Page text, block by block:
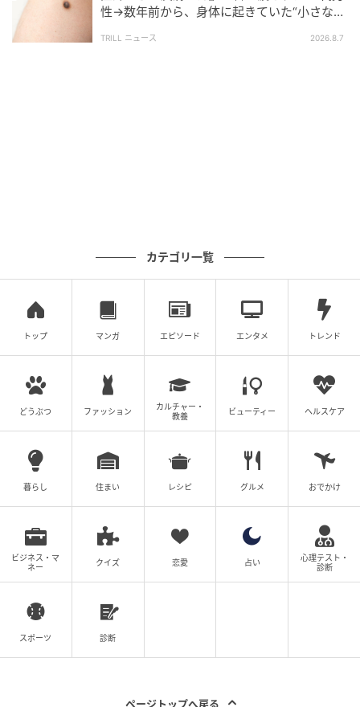
うに疑うのは、失礼なことだったかもしれません。で
も自分で確かめるのが怖いからって、私に丸投げして
くる夫にも腹が立ちました。
しかし、これまでこの問題から逃げようとしていた龍
一が、ようやく自分事として解決に向けて動こうとし
てくれたのです。でもそれがさらなる問題を引き起こ
して…。
※この漫画は実話を元に編集しています
(アトリエPP合同会社 エッセイ編集部)
元記事で読む
【義父母がシンドイんです！ まんが】
第5話
性→数年前から、身体に起きていた“小さな異
TRILL ニュース 2026.8.7
カテゴリ一覧
トップ マンガ エピソード エンタメ トレンド
どうぶつ ファッション
カルチャー・
教養
ビューティー ヘルスケア
暮らし 住まい レシピ グルメ おでかけ
ビジネス・マ
ネー
クイズ 恋愛 占い
心理テスト・
診断
スポーツ 診断
ページトップへ戻る